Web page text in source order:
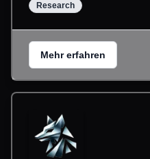
Research
Mehr erfahren